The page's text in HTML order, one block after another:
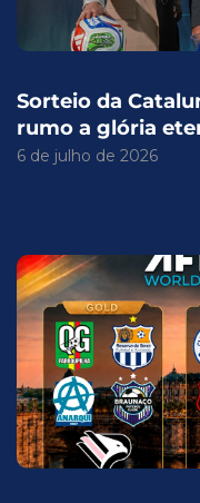
Sorteio da
rumo a glória
6 de julho de 2026